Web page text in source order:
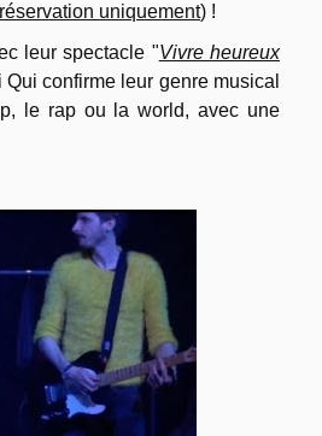
uniquement) !
leur spectacle "Vivre heureux
confirme leur genre musical
le rap ou la world, avec une